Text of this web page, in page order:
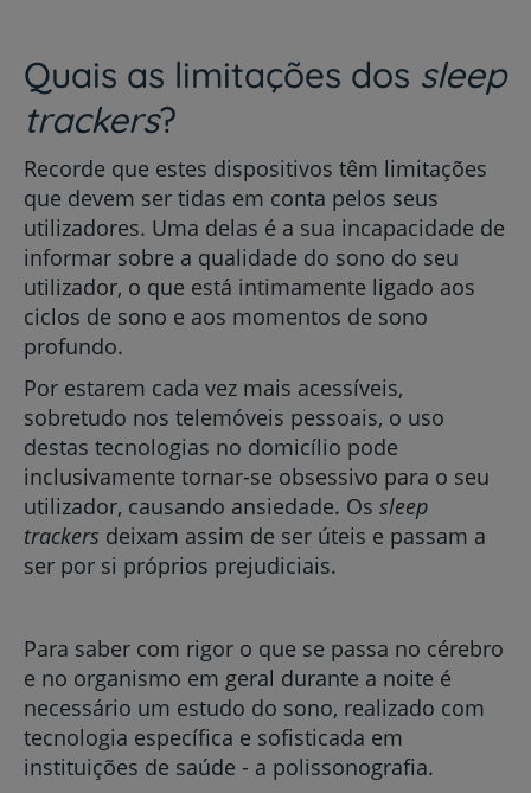
Quais as limitações dos sleep
trackers?
Recorde que estes dispositivos têm limitações
que devem ser tidas em conta pelos seus
utilizadores. Uma delas é a sua incapacidade de
informar sobre a qualidade do sono do seu
utilizador, o que está intimamente ligado aos
ciclos de sono e aos momentos de sono
profundo.
Por estarem cada vez mais acessíveis,
sobretudo nos telemóveis pessoais, o uso
destas tecnologias no domicílio pode
inclusivamente tornar-se obsessivo para o seu
utilizador, causando ansiedade. Os sleep
trackers deixam assim de ser úteis e passam a
ser por si próprios prejudiciais.
Para saber com rigor o que se passa no cérebro
e no organismo em geral durante a noite é
necessário um estudo do sono, realizado com
tecnologia específica e sofisticada em
instituições de saúde - a polissonografia.